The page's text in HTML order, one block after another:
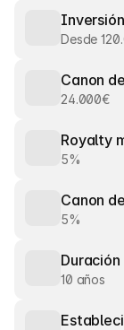
Desde
Canon
24.000€
Royalty
5%
Canon
5%
10 años